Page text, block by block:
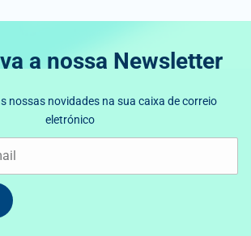
a nossa Newsletter
nossas novidades na sua caixa de correio
eletrónico